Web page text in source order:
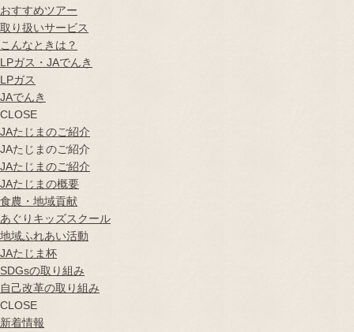
おすすめツアー
取り扱いサービス
こんなときは？
LPガス・JAでんき
LPガス
JAでんき
CLOSE
JAたじまのご紹介
JAたじまのご紹介
JAたじまのご紹介
JAたじまの概要
食農・地域貢献
あぐりキッズスクール
地域ふれあい活動
JAたじま杯
SDGsの取り組み
自己改革の取り組み
CLOSE
新着情報